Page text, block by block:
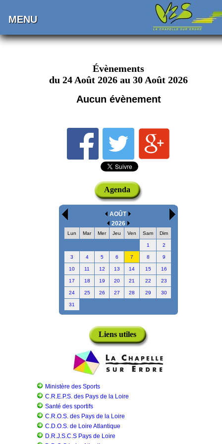
MENU
Évènements
du 24 Août 2026 au 30 Août 2026
Aucun évènement
Agenda
AOÛT
2026
Lun Mar Mer Jeu Ven Sam Dim
1 2
3 4 5 6 7 8 9
10 11 12 13 14 15 16
17 18 19 20 21 22 23
24 25 26 27 28 29 30
31
Liens utiles
Ministère des Sports
C.R.E.P.S. des Pays de la Loire
Santé des sportifs
C.R.O.S. des Pays de la Loire
C.D.O.S. de Loire Atlantique
D.R.J.S.C.S Pays de Loire